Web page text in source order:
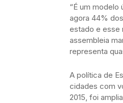
“É um modelo
agora 44%
estado e esse
assembleia
representa
A política de
cidades com
2015, foi